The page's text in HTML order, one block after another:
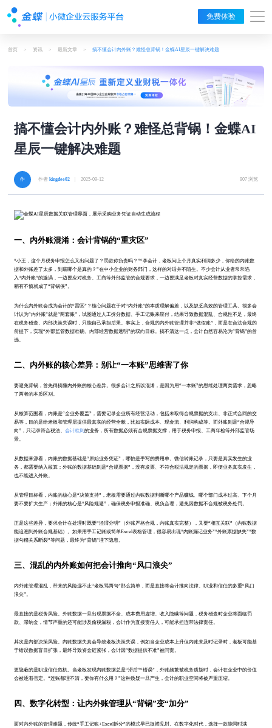
免费体验
首页 > 资讯 > 最新文章 > 搞不懂会计内外账？难怪总背锅！金蝶AI星辰一键解决难题
搞不懂会计内外账？难怪总背锅！金蝶AI
星辰一键解决难题
作者kingdee02 | 2025-09-12 907 浏览
一、内外账混淆：会计背锅的“重灾区”
“小王，这个月税务申报怎么又出问题了？罚款你负责吗？”“李会计，老板问上个月真实利润多少，你给的内账数
据和外账差了太多，到底哪个是真的？”在中小企业的财务部门，这样的对话并不陌生。不少会计从业者常常陷
入“内外账”的漩涡，一边要应对税务、工商等外部监管的合规要求，一边要满足老板对真实经营数据的掌控需求，
稍有不慎就成了“背锅侠”。
为什么内外账会成为会计的“雷区”？核心问题在于对“内外账”的本质理解偏差，以及缺乏高效的管理工具。很多会
计认为“内外账”就是“两套账”，试图通过人工拆分数据、手工记账来应付，结果导致数据混乱、合规性不足，最终
在税务稽查、内部决策失误时，只能自己承担后果。事实上，合规的内外账管理并非“做假账”，而是在合法合规的
前提下，实现“外部监管数据准确、内部经营数据透明”的双向目标。搞不清这一点，会计自然容易沦为“背锅”的首
选。
二、内外账的核心差异：别让“一本账”思维害了你
要避免背锅，首先得搞懂内外账的核心差异。很多会计之所以混淆，是因为用“一本账”的思维处理两类需求，忽略
了两者的本质区别。
从核算范围看，内账是“全业务覆盖”，需要记录企业所有经营活动，包括未取得合规票据的支出、非正式合同的交
易等，目的是给老板和管理层提供最真实的经营全貌，比如实际成本、现金流、利润构成等。而外账则是“合规导
向”，只记录符合税法、会计准则的业务，所有数据必须有合规票据支撑，用于税务申报、工商年检等外部监管场
景。
从数据来源看，内账的数据基础是“原始业务凭证”，哪怕是手写的费用单、微信转账记录，只要是真实发生的业
务，都需要纳入核算；外账的数据基础则是“合规票据”，没有发票、不符合税法规定的票据，即便业务真实发生，
也不能进入外账。
从管理目标看，内账的核心是“决策支持”，老板需要通过内账数据判断哪个产品赚钱、哪个部门成本过高、下个月
要不要扩大生产；外账的核心是“风险规避”，确保税务申报准确、税负合理，避免因数据不合规被税务处罚。
正是这些差异，要求会计在处理时既要“泾渭分明”（外账严格合规，内账真实完整），又要“相互关联”（内账数据
能追溯到外账合规基础）。如果用手工记账或简单Excel表格管理，很容易出现“内账漏记业务”“外账票据缺失”“数
据勾稽关系断裂”等问题，最终为“背锅”埋下隐患。
三、混乱的内外账如何把会计推向“风口浪尖”
内外账管理混乱，带来的风险远不止“老板骂两句”那么简单，而是直接将会计推向法律、职业和信任的多重“风口
浪尖”。
最直接的是税务风险。外账数据一旦出现票据不全、成本费用虚增、收入隐瞒等问题，税务稽查时企业将面临罚
款、滞纳金，情节严重的还可能涉及偷税漏税，会计作为直接责任人，可能承担连带法律责任。
其次是内部决策风险。内账数据失真会导致老板决策失误，例如当企业成本上升但内账未及时记录时，老板可能基
于错误数据盲目扩张，最终导致资金链紧张，会计因“数据提供不准”被问责。
更隐蔽的是职业信任危机。当老板发现内账数据总是“滞后”“错误”，外账频繁被税务质疑时，会计在企业中的价值
会被逐渐否定。“连账都理不清，要你有什么用？”这种质疑一旦产生，会计的职业空间将被严重压缩。
四、数字化转型：让内外账管理从“背锅”变“加分”
面对内外账的管理难题，传统“手工记账+Excel拆分”的模式早已捉襟见肘。在数字化时代，选择一款能同时满